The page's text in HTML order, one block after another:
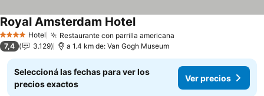
4 EstrellasHotel Restaurante con parrilla americana
Royal Amsterdam Hotel
7,4 3.129 a 1.4 km de: Van Gogh Museum
Seleccioná las fechas para ver los
precios exactos
Ver precios